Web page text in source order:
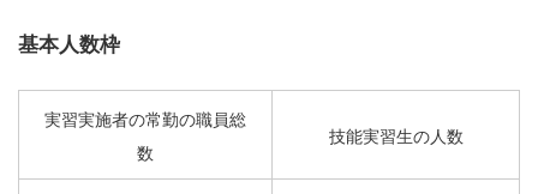
基本人数枠
実習実施者の常勤の職員総
数
技能実習生の人数